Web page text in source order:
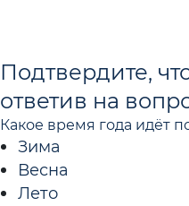
Подтвердите,
ответив на
Какое время года идёт
Зима
Весна
Лето